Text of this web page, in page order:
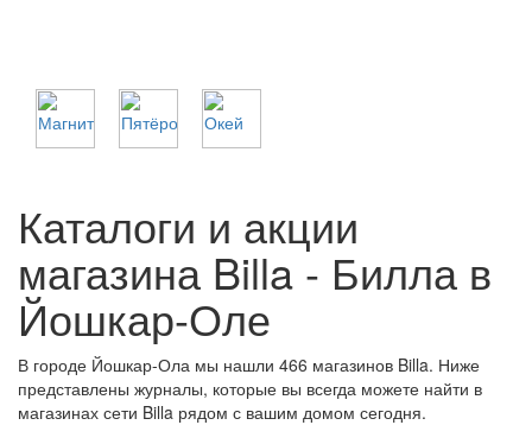
Каталоги и акции
магазина Billa - Билла в
Йошкар-Оле
В городе Йошкар-Ола мы нашли 466 магазинов Billa. Ниже
представлены журналы, которые вы всегда можете найти в
магазинах сети Billa рядом с вашим домом сегодня.